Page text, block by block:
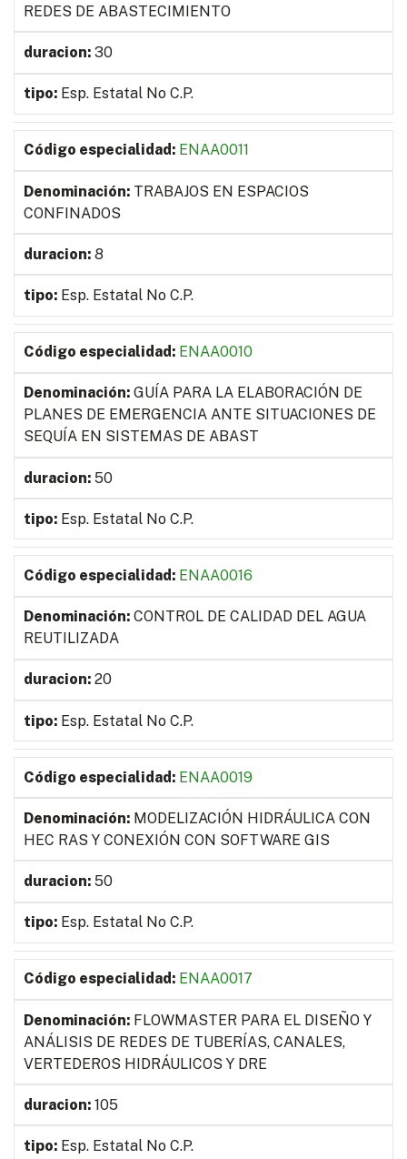
REDES DE ABASTECIMIENTO
30
Esp. Estatal No C.P.
ENAA0011
TRABAJOS EN ESPACIOS
CONFINADOS
8
Esp. Estatal No C.P.
ENAA0010
GUÍA PARA LA ELABORACIÓN DE
PLANES DE EMERGENCIA ANTE SITUACIONES DE
SEQUÍA EN SISTEMAS DE ABAST
50
Esp. Estatal No C.P.
ENAA0016
CONTROL DE CALIDAD DEL AGUA
REUTILIZADA
20
Esp. Estatal No C.P.
ENAA0019
MODELIZACIÓN HIDRÁULICA CON
HEC RAS Y CONEXIÓN CON SOFTWARE GIS
50
Esp. Estatal No C.P.
ENAA0017
FLOWMASTER PARA EL DISEÑO Y
ANÁLISIS DE REDES DE TUBERÍAS, CANALES,
VERTEDEROS HIDRÁULICOS Y DRE
105
Esp. Estatal No C.P.